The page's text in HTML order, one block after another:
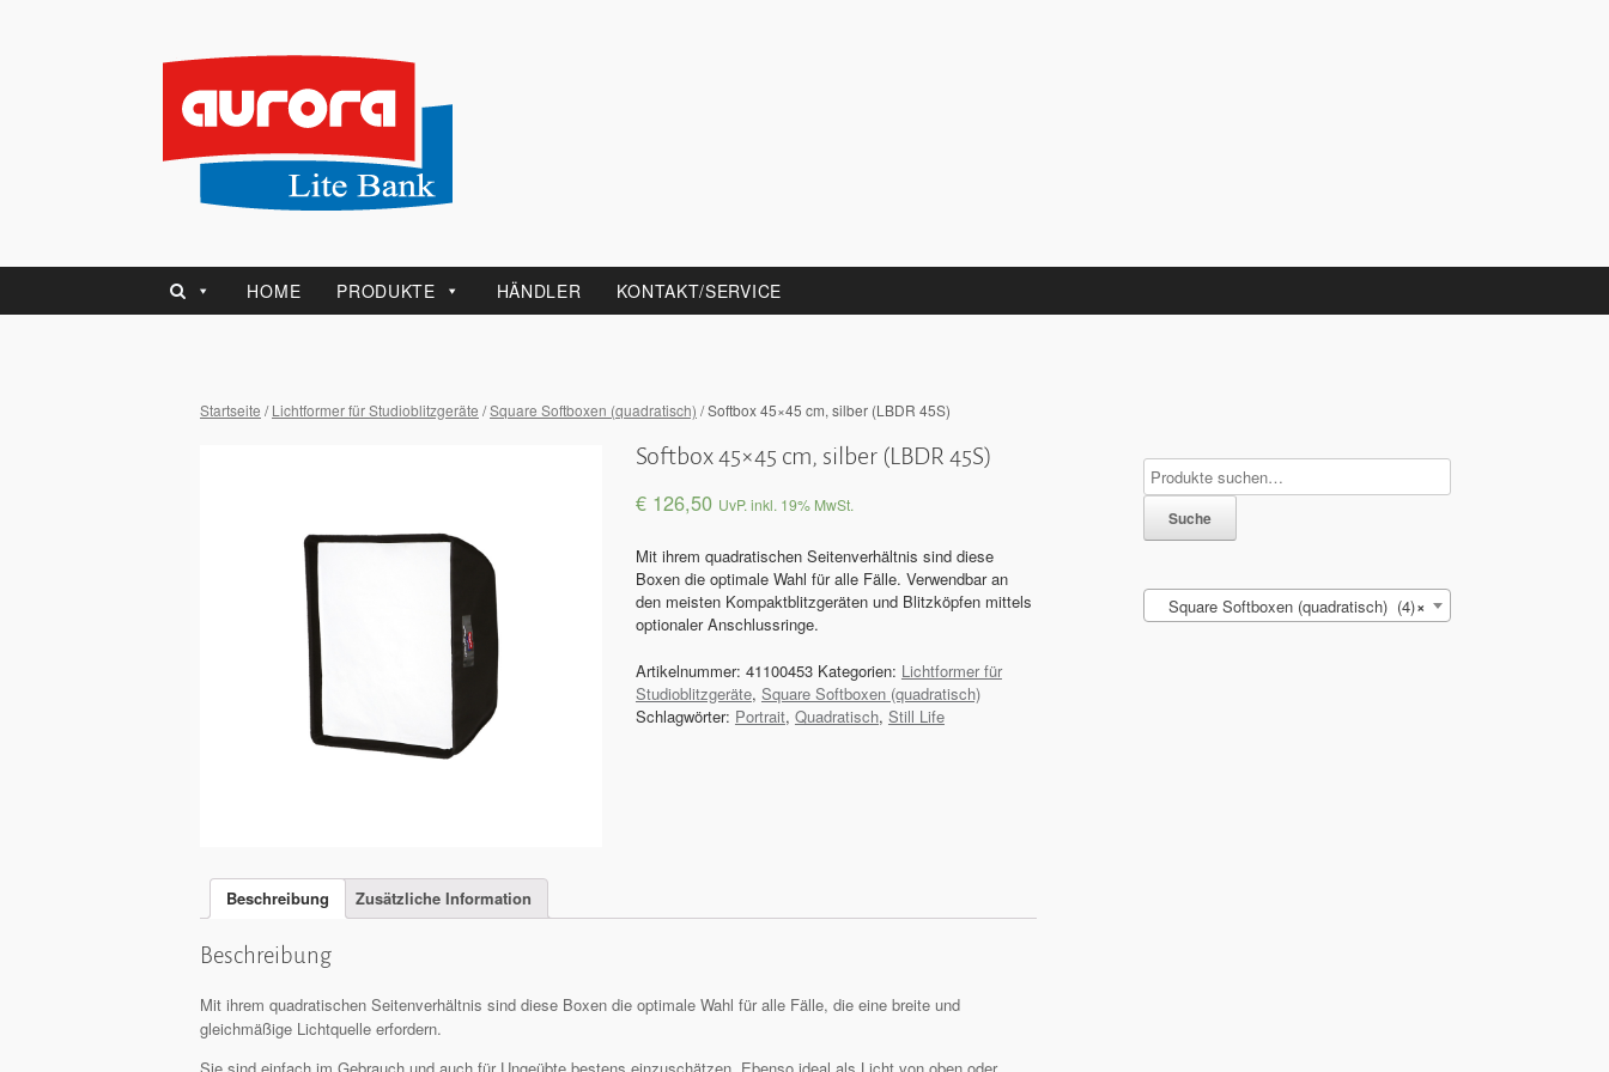
HOME PRODUKTE HÄNDLER KONTAKT/SERVICE
Startseite /Lichtformer für Studioblitzgeräte /Square Softboxen (quadratisch) / Softbox 45×45 cm, silber (LBDR 45S)
Softbox 45×45 cm, silber (LBDR 45S)
€126,50 UvP. inkl. 19% MwSt.
Mit ihrem quadratischen Seitenverhältnis sind diese
Boxen die optimale Wahl für alle Fälle. Verwendbar an
den meisten Kompaktblitzgeräten und Blitzköpfen mittels
optionaler Anschlussringe.
Artikelnummer: 41100453 Kategorien: Lichtformer für
Studioblitzgeräte, Square Softboxen (quadratisch)
Schlagwörter: Portrait, Quadratisch, Still Life
Beschreibung Zusätzliche Information
Beschreibung
Mit ihrem quadratischen Seitenverhältnis sind diese Boxen die optimale Wahl für alle Fälle, die eine breite und
gleichmäßige Lichtquelle erfordern.
Suche
×
Square Softboxen (quadratisch) (4)